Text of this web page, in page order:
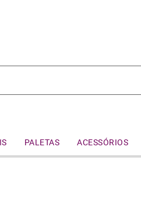
PALETAS ACESSÓRIOS